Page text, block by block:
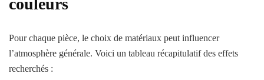
couleurs
Pour chaque pièce, le choix de matériaux peut influencer
l’atmosphère générale. Voici un tableau récapitulatif des effets
recherchés :